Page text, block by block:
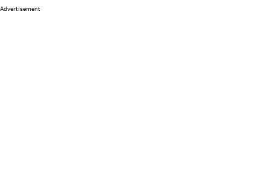
Advertisement